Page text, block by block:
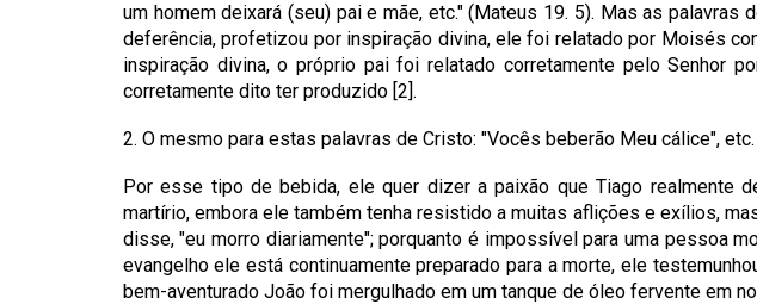
um homem deixará (seu) pai e mãe, etc." (Mateus 19. 5). Mas as
deferência, profetizou por inspiração divina, ele foi relatado por Moisés
inspiração divina, o próprio pai foi relatado corretamente pelo Senhor
corretamente dito ter produzido [2].
2. O mesmo para estas palavras de Cristo: "Vocês beberão Meu cálice",
Por esse tipo de bebida, ele quer dizer a paixão que Tiago realmente
martírio, embora ele também tenha resistido a muitas aflições e exílios,
disse, "eu morro diariamente"; porquanto é impossível para uma pessoa
evangelho ele está continuamente preparado para a morte, ele
bem-aventurado João foi mergulhado em um tanque de óleo fervente em